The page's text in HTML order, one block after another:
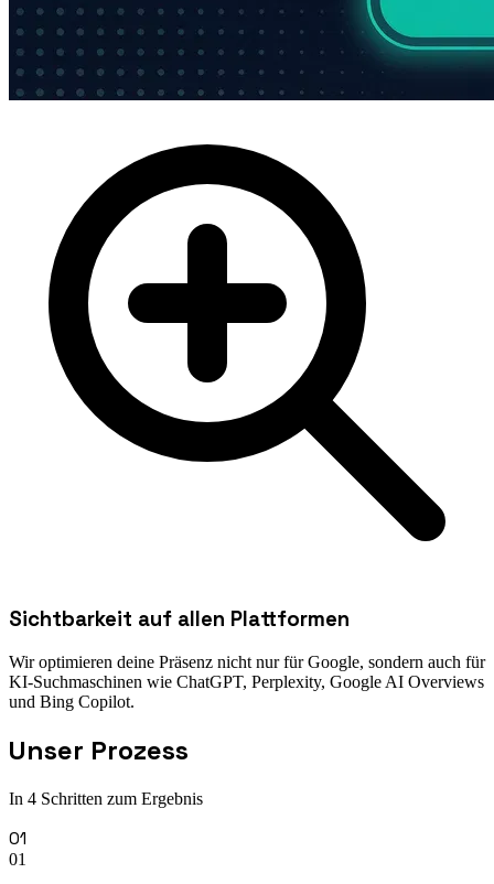
Sichtbarkeit auf allen Plattformen
Wir optimieren deine Präsenz nicht nur für Google, sondern auch für
KI-Suchmaschinen wie ChatGPT, Perplexity, Google AI Overviews
und Bing Copilot.
Unser Prozess
In 4 Schritten zum Ergebnis
01
01